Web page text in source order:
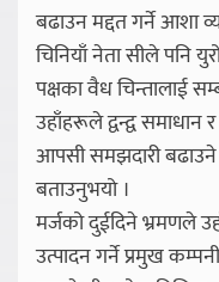
बढाउन मद्दत गर्ने आशा
चिनियाँ नेता सीले पनि
पक्षका वैध चिन्तालाई
उहाँहरूले द्वन्द्व समाधान
आपसी समझदारी बढाउने
बताउनुभयो ।
मर्जको दुईदिने भ्रमणले
उत्पादन गर्ने प्रमुख